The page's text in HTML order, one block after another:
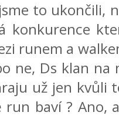
to ukončili,
konkurence
runem a
ne, Ds klan
už jen kvůli
run baví ?